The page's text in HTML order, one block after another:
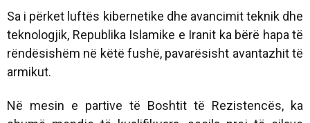
Sa i përket luftës kibernetike dhe avancimit teknik dhe
teknologjik, Republika Islamike e Iranit ka bërë hapa të
rëndësishëm në këtë fushë, pavarësisht avantazhit të
armikut.
Në mesin e partive të Boshtit të Rezistencës, ka